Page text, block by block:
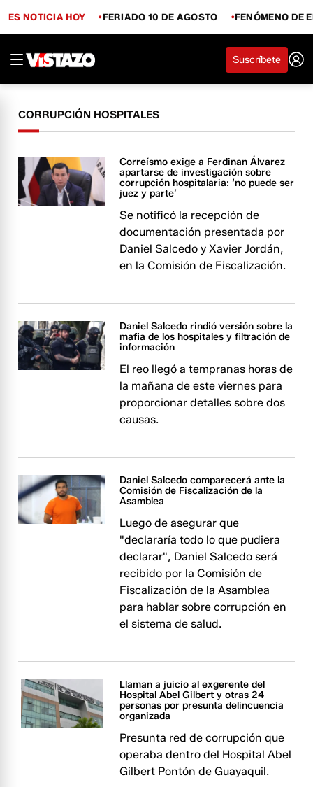
ES NOTICIA HOY FERIADO 10 DE AGOSTO FENÓMENO DE
Suscríbete
CORRUPCIÓN HOSPITALES
Correísmo exige a Ferdinan Álvarez
apartarse de investigación sobre
corrupción hospitalaria: ‘no puede ser
juez y parte’
Se notificó la recepción de
documentación presentada por
Daniel Salcedo y Xavier Jordán,
en la Comisión de Fiscalización.
Daniel Salcedo rindió versión sobre la
mafia de los hospitales y filtración de
información
El reo llegó a tempranas horas de
la mañana de este viernes para
proporcionar detalles sobre dos
causas.
Daniel Salcedo comparecerá ante la
Comisión de Fiscalización de la
Asamblea
Luego de asegurar que
"declararía todo lo que pudiera
declarar", Daniel Salcedo será
recibido por la Comisión de
Fiscalización de la Asamblea
para hablar sobre corrupción en
el sistema de salud.
Llaman a juicio al exgerente del
Hospital Abel Gilbert y otras 24
personas por presunta delincuencia
organizada
Presunta red de corrupción que
operaba dentro del Hospital Abel
Gilbert Pontón de Guayaquil.